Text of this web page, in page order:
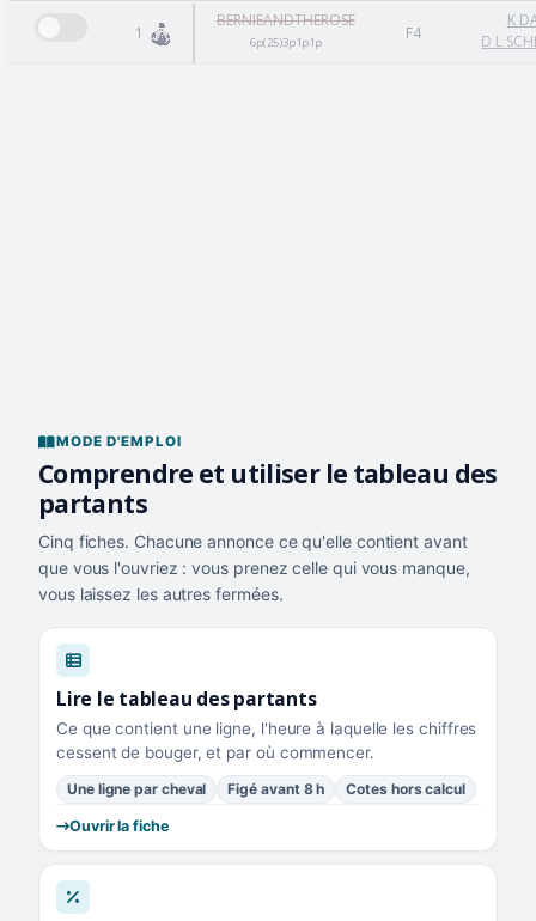
1
BERNIEANDTHEROSE
6p(25)3p1p1p F4
K
D L
MODE D'EMPLOI
Comprendre et utiliser le tableau des
partants
Cinq fiches. Chacune annonce ce qu'elle contient avant
que vous l'ouvriez : vous prenez celle qui vous manque,
vous laissez les autres fermées.
Lire le tableau des partants
Ce que contient une ligne, l'heure à laquelle les chiffres
cessent de bouger, et par où commencer.
Une ligne par cheval Figé avant 8 h Cotes hors calcul
Ouvrir la fiche